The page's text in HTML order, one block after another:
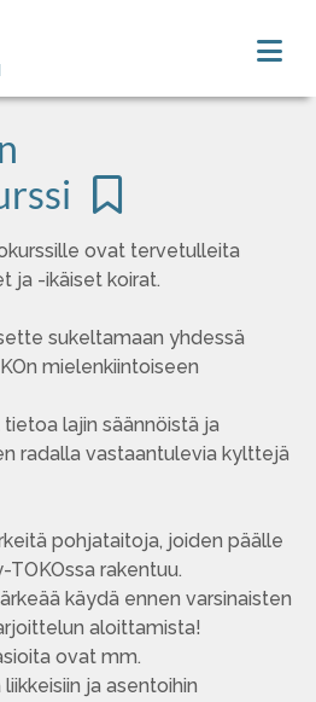
ovat tervetulleita
ja -ikäiset koirat.
sukeltamaan yhdessä
mielenkiintoiseen
lajin säännöistä ja
radalla vastaantulevia kylttejä
pohjataitoja, joiden päälle
rakentuu.
käydä ennen varsinaisten
aloittamista!
ovat mm.
ja asentoihin